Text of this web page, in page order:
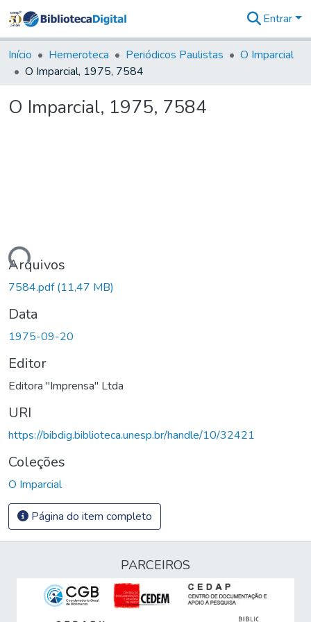
&
Coleções
Tudo na
Digital
Entrar
Início Hemeroteca Periódicos Paulistas
O Imparcial
O Imparcial, 1975, 7584
O Imparcial, 1975, 7584
Arquivos
7584.pdf(11,47 MB)
Data
1975-09-20
Editor
Editora "Imprensa" Ltda
URI
https://bibdig.biblioteca.unesp.br/handle/10/32421
Coleções
O Imparcial
Página do item completo
PARCEIROS